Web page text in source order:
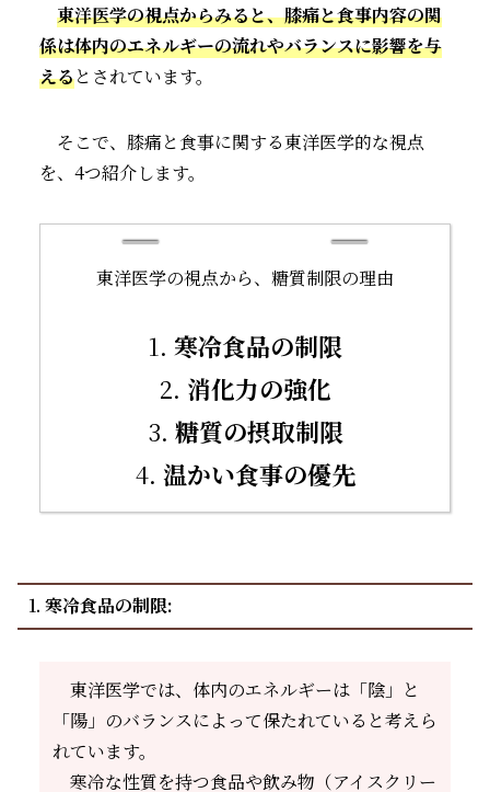
東洋医学の視点からみると、膝痛と食事内容の関
係は体内のエネルギーの流れやバランスに影響を与
えるとされています。
そこで、膝痛と食事に関する東洋医学的な視点
を、4つ紹介します。
東洋医学の視点から、糖質制限の理由
1. 寒冷食品の制限
2. 消化力の強化
3. 糖質の摂取制限
4. 温かい食事の優先
1. 寒冷食品の制限:
東洋医学では、体内のエネルギーは「陰」と
「陽」のバランスによって保たれていると考えら
れています。
寒冷な性質を持つ食品や飲み物（アイスクリー